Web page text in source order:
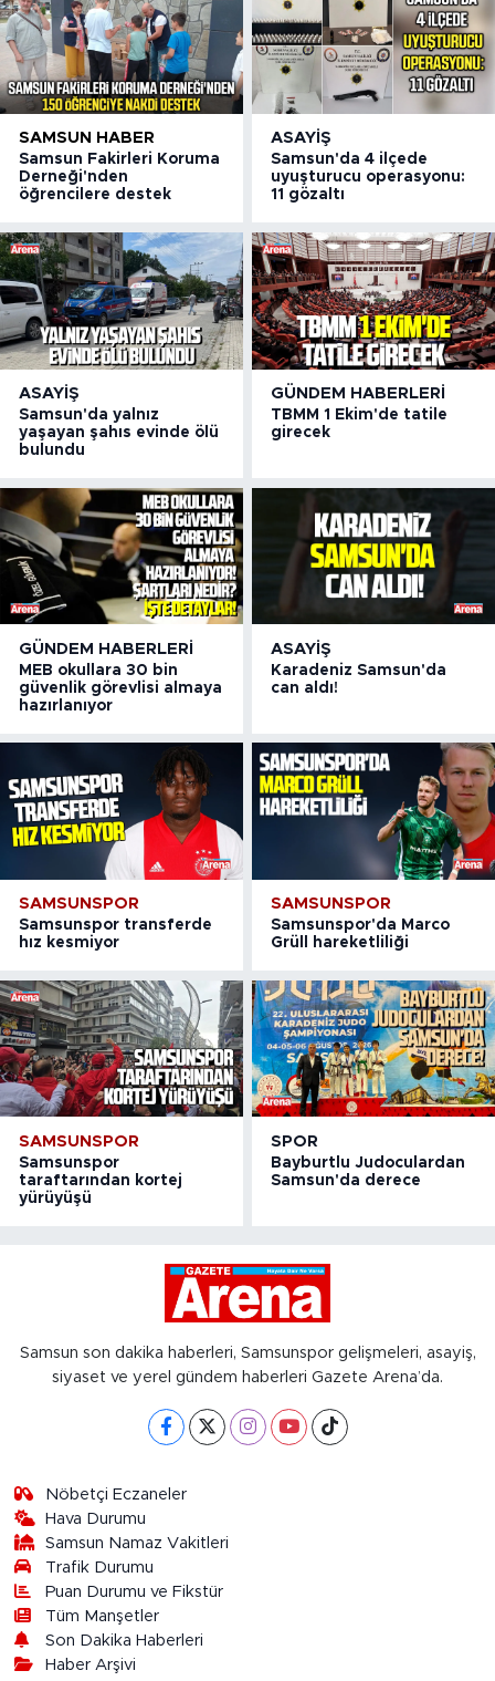
SAMSUN HABER
Samsun Fakirleri Koruma
Derneği'nden
öğrencilere destek
ASAYIŞ
Samsun'da 4 ilçede
uyuşturucu operasyonu:
11 gözaltı
ASAYIŞ
Samsun'da yalnız
yaşayan şahıs evinde ölü
bulundu
GÜNDEM HABERLERI
TBMM 1 Ekim'de tatile
girecek
GÜNDEM HABERLERI
MEB okullara 30 bin
güvenlik görevlisi almaya
hazırlanıyor
ASAYIŞ
Karadeniz Samsun'da
can aldı!
SAMSUNSPOR
Samsunspor transferde
hız kesmiyor
SAMSUNSPOR
Samsunspor'da Marco
Grüll hareketliliği
SAMSUNSPOR
Samsunspor
taraftarından kortej
yürüyüşü
SPOR
Bayburtlu Judoculardan
Samsun'da derece
Samsun son dakika haberleri, Samsunspor gelişmeleri, asayiş,
siyaset ve yerel gündem haberleri Gazete Arena’da.
Nöbetçi Eczaneler
Hava Durumu
Samsun Namaz Vakitleri
Trafik Durumu
Puan Durumu ve Fikstür
Tüm Manşetler
Son Dakika Haberleri
Haber Arşivi